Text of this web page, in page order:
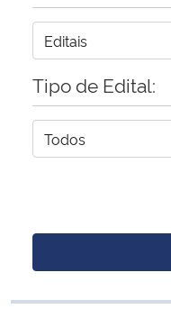
Tipo de Edital: